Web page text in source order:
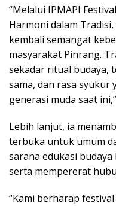
“Melalui IPMAPI
Harmoni dalam
kembali semangat
masyarakat Pinrang.
sekadar ritual budaya,
sama, dan rasa syukur
generasi muda saat
Lebih lanjut, ia
terbuka untuk umum
sarana edukasi
serta mempererat
“Kami berharap